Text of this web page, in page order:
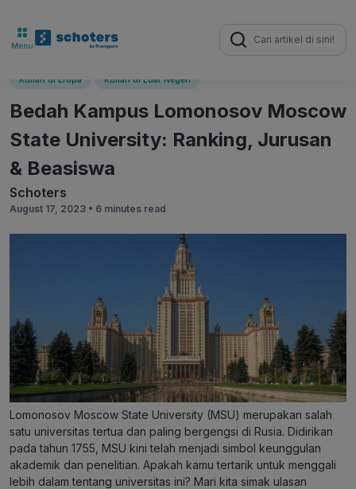
Search
for:
Kuliah di Eropa Kuliah di Luar Negeri
Bedah Kampus Lomonosov Moscow
State University: Ranking, Jurusan
& Beasiswa
Schoters
August 17, 2023 • 6 minutes read
Lomonosov Moscow State University (MSU) merupakan salah
satu universitas tertua dan paling bergengsi di Rusia. Didirikan
pada tahun 1755, MSU kini telah menjadi simbol keunggulan
akademik dan penelitian. Apakah kamu tertarik untuk menggali
lebih dalam tentang universitas ini? Mari kita simak ulasan